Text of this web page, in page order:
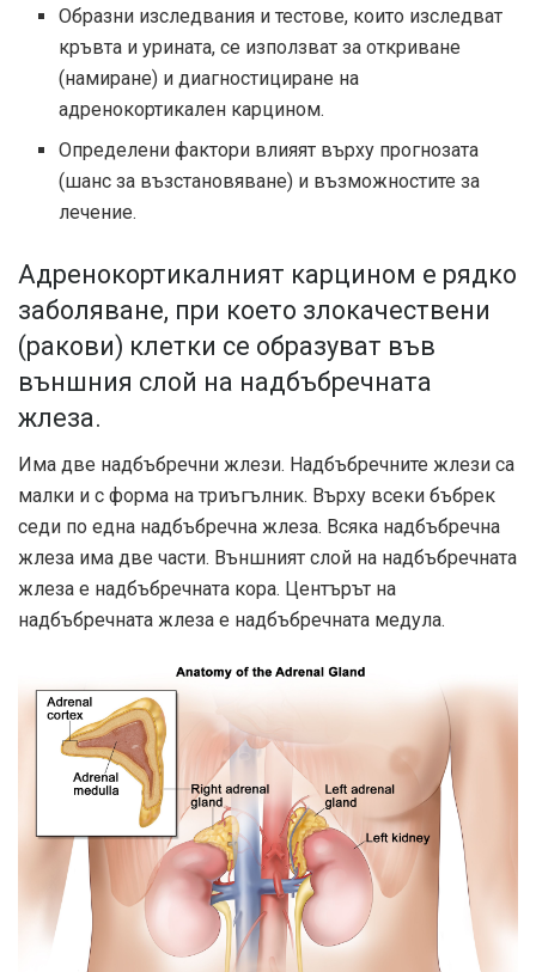
Образни изследвания и тестове, които изследват
кръвта и урината, се използват за откриване
(намиране) и диагностициране на
адренокортикален карцином.
Определени фактори влияят върху прогнозата
(шанс за възстановяване) и възможностите за
лечение.
Адренокортикалният карцином е рядко
заболяване, при което злокачествени
(ракови) клетки се образуват във
външния слой на надбъбречната
жлеза.
Има две надбъбречни жлези. Надбъбречните жлези са
малки и с форма на триъгълник. Върху всеки бъбрек
седи по една надбъбречна жлеза. Всяка надбъбречна
жлеза има две части. Външният слой на надбъбречната
жлеза е надбъбречната кора. Центърът на
надбъбречната жлеза е надбъбречната медула.